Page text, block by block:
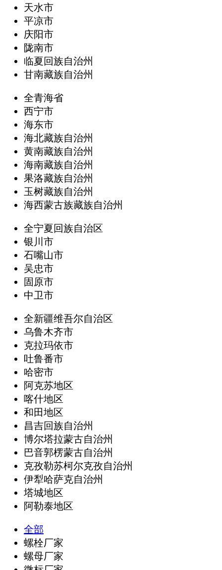
天水市
平凉市
庆阳市
陇南市
临夏回族自治州
甘南藏族自治州
全青海省
西宁市
海东市
海北藏族自治州
黄南藏族自治州
海南藏族自治州
果洛藏族自治州
玉树藏族自治州
海西蒙古族藏族自治州
全宁夏回族自治区
银川市
石嘴山市
吴忠市
固原市
中卫市
全新疆维吾尔自治区
乌鲁木齐市
克拉玛依市
吐鲁番市
哈密市
阿克苏地区
喀什地区
和田地区
昌吉回族自治州
博尔塔拉蒙古自治州
巴音郭楞蒙古自治州
克孜勒苏柯尔克孜自治州
伊犁哈萨克自治州
塔城地区
阿勒泰地区
全部
螺栓厂家
螺母厂家